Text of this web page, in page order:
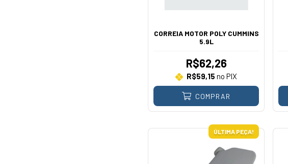
CORREIA MOTOR POLY CUMMINS
5.9L
R$62,26
R$59,15 no PIX
COMPRAR
ÚLTIMA PEÇA!